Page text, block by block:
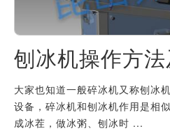
刨冰机操作方
大家也知道一般碎冰机又称刨冰
设备，碎冰机和刨冰机作用是相
成冰茬，做冰粥、刨冰时 ...